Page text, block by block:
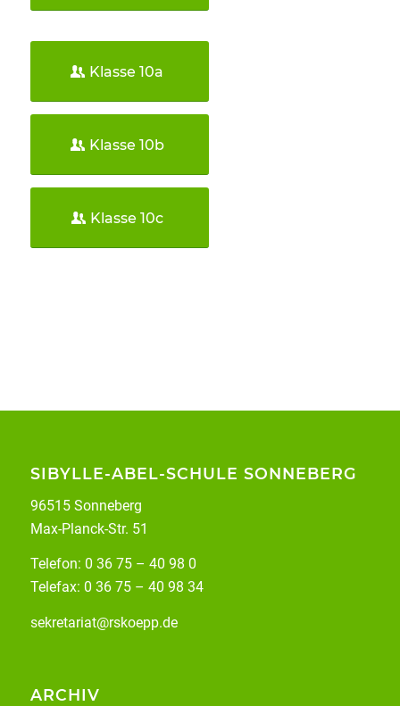
Klasse 10a
Klasse 10b
Klasse 10c
SIBYLLE-ABEL-SCHULE SONNEBERG
96515 Sonneberg
Max-Planck-Str. 51
Telefon: 0 36 75 – 40 98 0
Telefax: 0 36 75 – 40 98 34
sekretariat@rskoepp.de
ARCHIV